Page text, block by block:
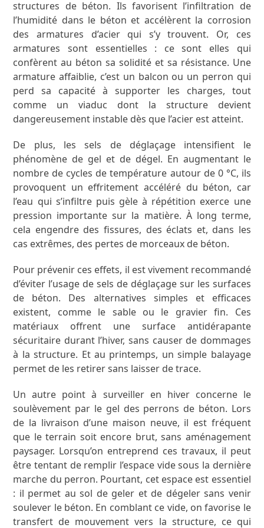
structures de béton. Ils favorisent l’infiltration de
l’humidité dans le béton et accélèrent la corrosion
des armatures d’acier qui s’y trouvent. Or, ces
armatures sont essentielles : ce sont elles qui
confèrent au béton sa solidité et sa résistance. Une
armature affaiblie, c’est un balcon ou un perron qui
perd sa capacité à supporter les charges, tout
comme un viaduc dont la structure devient
dangereusement instable dès que l’acier est atteint.
De plus, les sels de déglaçage intensifient le
phénomène de gel et de dégel. En augmentant le
nombre de cycles de température autour de 0 °C, ils
provoquent un effritement accéléré du béton, car
l’eau qui s’infiltre puis gèle à répétition exerce une
pression importante sur la matière. À long terme,
cela engendre des fissures, des éclats et, dans les
cas extrêmes, des pertes de morceaux de béton.
Pour prévenir ces effets, il est vivement recommandé
d’éviter l’usage de sels de déglaçage sur les surfaces
de béton. Des alternatives simples et efficaces
existent, comme le sable ou le gravier fin. Ces
matériaux offrent une surface antidérapante
sécuritaire durant l’hiver, sans causer de dommages
à la structure. Et au printemps, un simple balayage
permet de les retirer sans laisser de trace.
Un autre point à surveiller en hiver concerne le
soulèvement par le gel des perrons de béton. Lors
de la livraison d’une maison neuve, il est fréquent
que le terrain soit encore brut, sans aménagement
paysager. Lorsqu’on entreprend ces travaux, il peut
être tentant de remplir l’espace vide sous la dernière
marche du perron. Pourtant, cet espace est essentiel
: il permet au sol de geler et de dégeler sans venir
soulever le béton. En comblant ce vide, on favorise le
transfert de mouvement vers la structure, ce qui